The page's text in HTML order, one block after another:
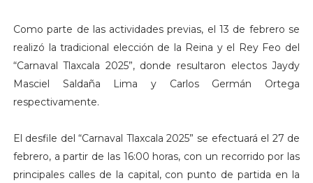
Como parte de las actividades previas, el 13 de febrero se
realizó la tradicional elección de la Reina y el Rey Feo del
“Carnaval Tlaxcala 2025”, donde resultaron electos Jaydy
Masciel Saldaña Lima y Carlos Germán Ortega
respectivamente.
El desfile del “Carnaval Tlaxcala 2025” se efectuará el 27 de
febrero, a partir de las 16:00 horas, con un recorrido por las
principales calles de la capital, con punto de partida en la